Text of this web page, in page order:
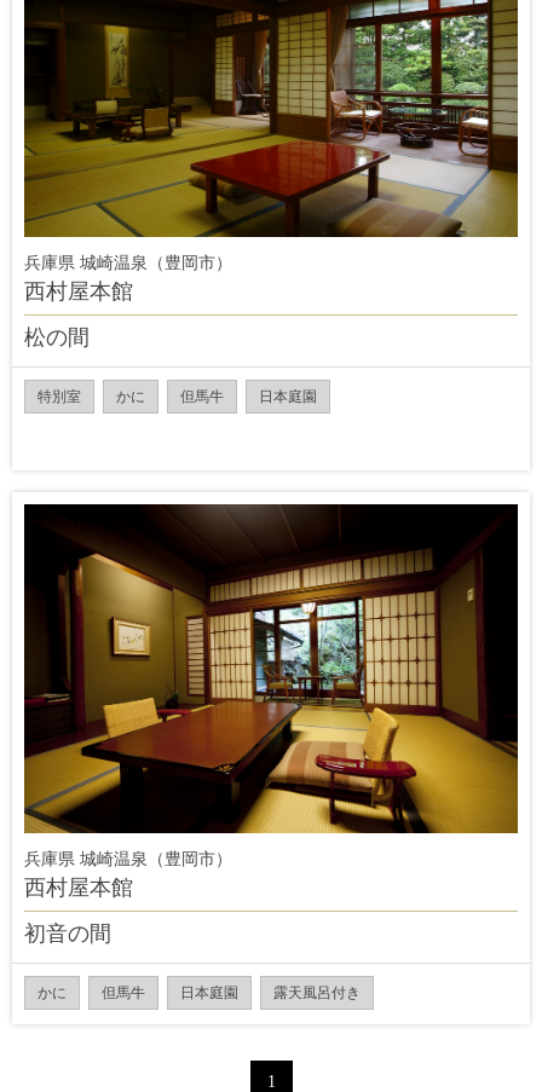
兵庫県 城崎温泉（豊岡市）
西村屋本館
松の間
特別室 かに 但馬牛 日本庭園
兵庫県 城崎温泉（豊岡市）
西村屋本館
初音の間
かに 但馬牛 日本庭園 露天風呂付き
1